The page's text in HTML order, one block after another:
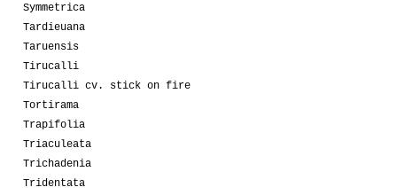
Symmetrica
Tardieuana
Taruensis
Tirucalli
Tirucalli cv. stick on fire
Tortirama
Trapifolia
Triaculeata
Trichadenia
Tridentata